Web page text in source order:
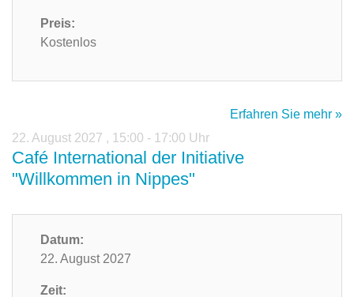
Preis:
Kostenlos
Erfahren Sie mehr »
22. August 2027 , 15:00 - 17:00 Uhr
Café International der Initiative
"Willkommen in Nippes"
Datum:
22. August 2027
Zeit: